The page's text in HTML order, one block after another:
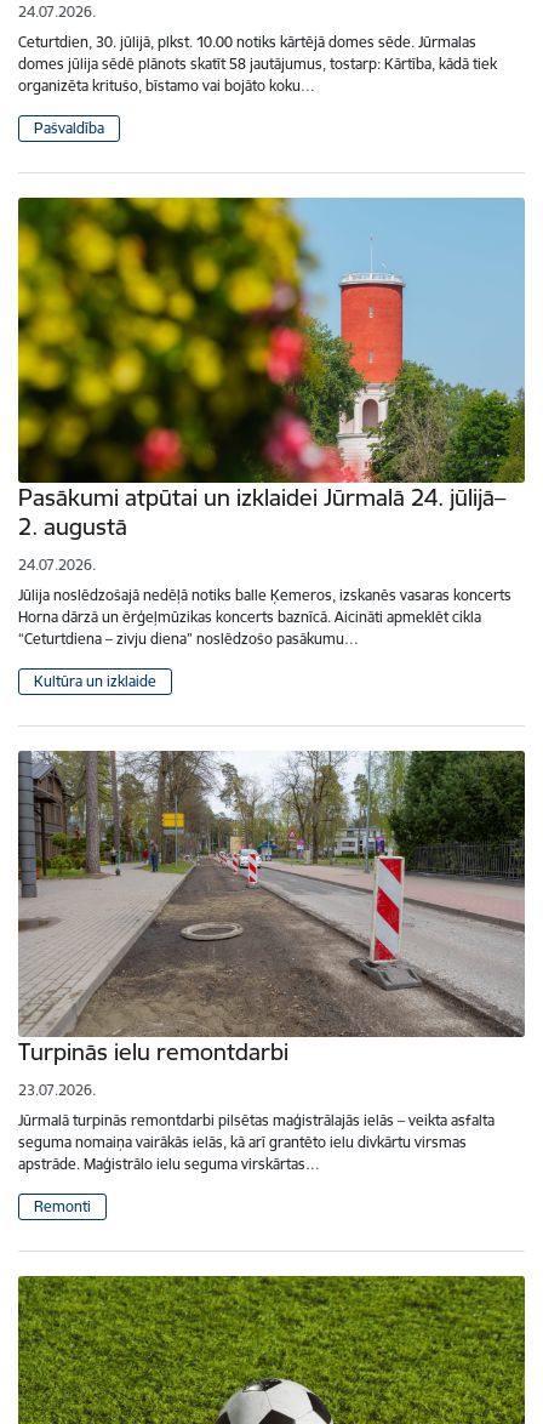
24.07.2026.
Ceturtdien, 30. jūlijā, plkst. 10.00 notiks kārtējā domes sēde. Jūrmalas
domes jūlija sēdē plānots skatīt 58 jautājumus, tostarp: Kārtība, kādā tiek
organizēta kritušo, bīstamo vai bojāto koku…
Pašvaldība
Pasākumi atpūtai un izklaidei Jūrmalā 24. jūlijā–
2. augustā
24.07.2026.
Jūlija noslēdzošajā nedēļā notiks balle Ķemeros, izskanēs vasaras koncerts
Horna dārzā un ērģeļmūzikas koncerts baznīcā. Aicināti apmeklēt cikla
“Ceturtdiena – zivju diena” noslēdzošo pasākumu…
Kultūra un izklaide
Turpinās ielu remontdarbi
23.07.2026.
Jūrmalā turpinās remontdarbi pilsētas maģistrālajās ielās – veikta asfalta
seguma nomaiņa vairākās ielās, kā arī grantēto ielu divkārtu virsmas
apstrāde. Maģistrālo ielu seguma virskārtas…
Remonti